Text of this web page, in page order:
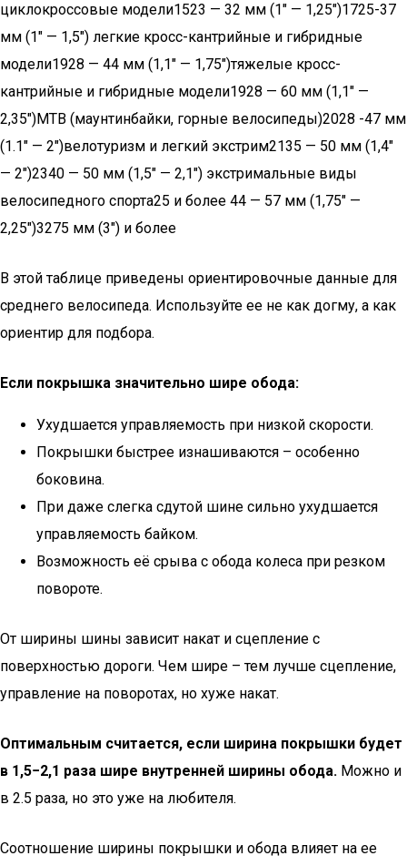
циклокроссовые модели1523 — 32 мм (1″ — 1,25″)1725-37
мм (1″ — 1,5″) легкие кросс-кантрийные и гибридные
модели1928 — 44 мм (1,1″ — 1,75″)тяжелые кросс-
кантрийные и гибридные модели1928 — 60 мм (1,1″ —
2,35″)MTB (маунтинбайки, горные велосипеды)2028 -47 мм
(1.1″ — 2″)велотуризм и легкий экстрим2135 — 50 мм (1,4″
— 2″)2340 — 50 мм (1,5″ — 2,1″) экстримальные виды
велосипедного спорта25 и более 44 — 57 мм (1,75″ —
2,25″)3275 мм (3″) и более
В этой таблице приведены ориентировочные данные для
среднего велосипеда. Используйте ее не как догму, а как
ориентир для подбора.
Если покрышка значительно шире обода:
Ухудшается управляемость при низкой скорости.
Покрышки быстрее изнашиваются – особенно
боковина.
При даже слегка сдутой шине сильно ухудшается
управляемость байком.
Возможность её срыва с обода колеса при резком
повороте.
От ширины шины зависит накат и сцепление с
поверхностью дороги. Чем шире – тем лучше сцепление,
управление на поворотах, но хуже накат.
Оптимальным считается, если ширина покрышки будет
в 1,5−2,1 раза шире внутренней ширины обода. Можно и
в 2.5 раза, но это уже на любителя.
Соотношение ширины покрышки и обода влияет на ее